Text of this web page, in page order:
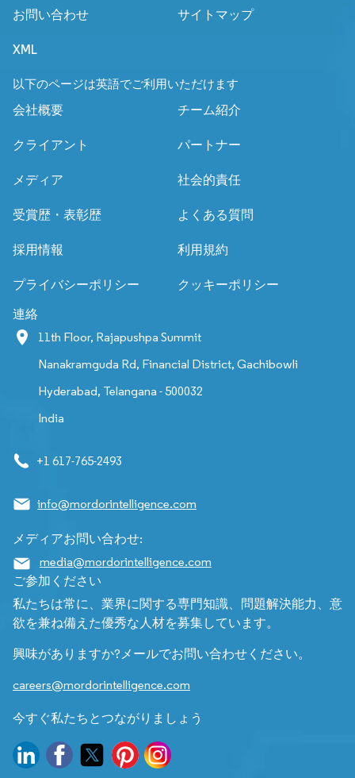
お問い合わせ サイトマップ
XML
以下のページは英語でご利用いただけます
会社概要
チーム紹介
クライアント パートナー
メディア 社会的責任
受賞歴・表彰歴 よくある質問
採用情報 利用規約
プライバシーポリシー クッキーポリシー
連絡
11th Floor, Rajapushpa Summit
Nanakramguda Rd, Financial District, Gachibowli
Hyderabad, Telangana - 500032
India
+1 617-765-2493
info@mordorintelligence.com
メディアお問い合わせ:
media@mordorintelligence.com
ご参加ください
私たちは常に、業界に関する専門知識、問題解決能力、意
欲を兼ね備えた優秀な人材を募集しています。
興味がありますか?メールでお問い合わせください。
careers@mordorintelligence.com
今すぐ私たちとつながりましょう